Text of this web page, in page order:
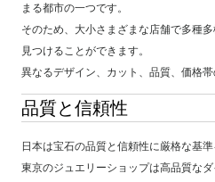
まる都市の一つです。
そのため、大小さまざまな店舗で多種
見つけることができます。
異なるデザイン、カット、品質、価格
品質と信頼性
日本は宝石の品質と信頼性に厳格な基準
東京のジュエリーショップは高品質な